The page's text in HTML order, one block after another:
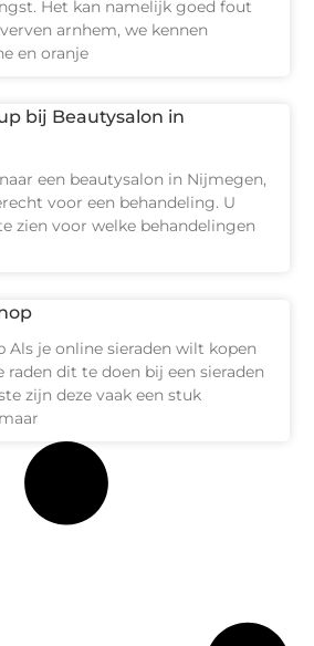
Het kan namelijk goed fout
arnhem, we kennen
en oranje
bij Beautysalon in
een beautysalon in Nijmegen,
voor een behandeling. U
zien voor welke behandelingen
Als je online sieraden wilt kopen
raden dit te doen bij een sieraden
zijn deze vaak een stuk